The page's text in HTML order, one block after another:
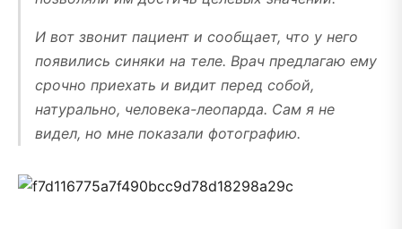
И вот звонит пациент и сообщает, что у него
появились синяки на теле. Врач предлагаю ему
срочно приехать и видит перед собой,
натурально, человека-леопарда. Сам я не
видел, но мне показали фотографию.